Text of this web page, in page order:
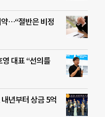
…“절반은 비정
대표 “선의를
년부터 상금 5억